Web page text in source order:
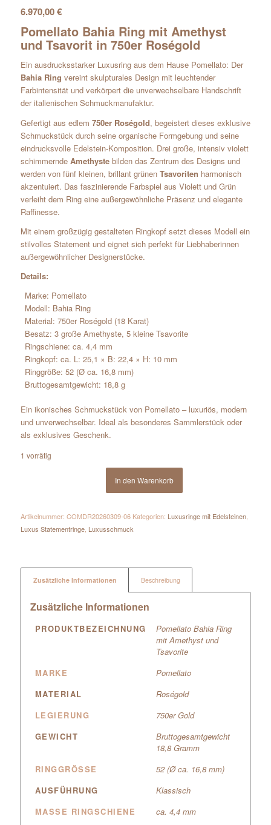
6.970,00€
PomellatoBahia Ring mit Amethyst
und Tsavorit in 750er Roségold
Ein ausdrucksstarker Luxusring aus dem Hause Pomellato: Der
Bahia Ring vereint skulpturales Design mit leuchtender
Farbintensität und verkörpert die unverwechselbare Handschrift
der italienischen Schmuckmanufaktur.
Gefertigt aus edlem 750er Roségold, begeistert dieses exklusive
Schmuckstück durch seine organische Formgebung und seine
eindrucksvolle Edelstein-Komposition. Drei große, intensiv violett
schimmernde Amethystebilden das Zentrum des Designs und
werden von fünf kleinen, brillant grünen Tsavoriten harmonisch
akzentuiert. Das faszinierende Farbspiel aus Violett und Grün
verleiht dem Ring eine außergewöhnliche Präsenz und elegante
Raffinesse.
Mit einem großzügig gestalteten Ringkopf setzt dieses Modell ein
stilvolles Statement und eignet sich perfekt für Liebhaberinnen
außergewöhnlicher Designerstücke.
Details:
Marke: Pomellato
Modell: Bahia Ring
Material: 750er Roségold (18 Karat)
Besatz: 3 große Amethyste, 5 kleine Tsavorite
Ringschiene: ca. 4,4 mm
Ringkopf: ca. L: 25,1 × B: 22,4 × H: 10 mm
Ringgröße: 52 (Ø ca. 16,8 mm)
Bruttogesamtgewicht: 18,8 g
Ein ikonisches Schmuckstück von Pomellato– luxuriös, modern
und unverwechselbar. Ideal als besonderes Sammlerstück oder
als exklusives Geschenk.
1 vorrätig
In den Warenkorb
Artikelnummer: COMDR20260309-06 Kategorien: Luxusringe mit Edelsteinen,
Luxus Statementringe, Luxusschmuck
Zusätzliche Informationen Beschreibung
Zusätzliche Informationen
PRODUKTBEZEICHNUNG
Pomellato Bahia Ring
mit Amethyst und
Tsavorite
MARKE
Pomellato
MATERIAL
Roségold
LEGIERUNG
750er Gold
GEWICHT
Bruttogesamtgewicht
18,8 Gramm
RINGGRÖSSE
52 (Ø ca. 16,8 mm)
AUSFÜHRUNG
Klassisch
MASSE RINGSCHIENE
ca. 4,4 mm